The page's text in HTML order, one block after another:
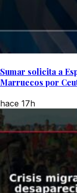
Sumar solicita a
Marruecos por
hace 17h